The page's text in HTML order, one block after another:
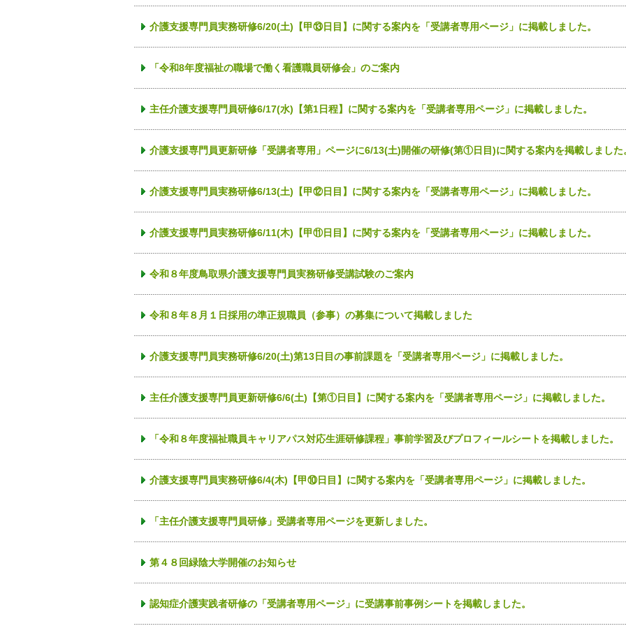
介護支援専門員実務研修6/20(土)【甲⑬日目】に関する案内を「受講者専用ページ」に掲載しました。
「令和8年度福祉の職場で働く看護職員研修会」のご案内
主任介護支援専門員研修6/17(水)【第1日程】に関する案内を「受講者専用ページ」に掲載しました。
介護支援専門員更新研修「受講者専用」ページに6/13(土)開催の研修(第①日目)に関する案内を掲載しました
介護支援専門員実務研修6/13(土)【甲⑫日目】に関する案内を「受講者専用ページ」に掲載しました。
介護支援専門員実務研修6/11(木)【甲⑪日目】に関する案内を「受講者専用ページ」に掲載しました。
令和８年度鳥取県介護支援専門員実務研修受講試験のご案内
令和８年８月１日採用の準正規職員（参事）の募集について掲載しました
介護支援専門員実務研修6/20(土)第13日目の事前課題を「受講者専用ページ」に掲載しました。
主任介護支援専門員更新研修6/6(土)【第①日目】に関する案内を「受講者専用ページ」に掲載しました。
「令和８年度福祉職員キャリアパス対応生涯研修課程」事前学習及びプロフィールシートを掲載しました。
介護支援専門員実務研修6/4(木)【甲⑩日目】に関する案内を「受講者専用ページ」に掲載しました。
「主任介護支援専門員研修」受講者専用ページを更新しました。
第４８回緑陰大学開催のお知らせ
認知症介護実践者研修の「受講者専用ページ」に受講事前事例シートを掲載しました。